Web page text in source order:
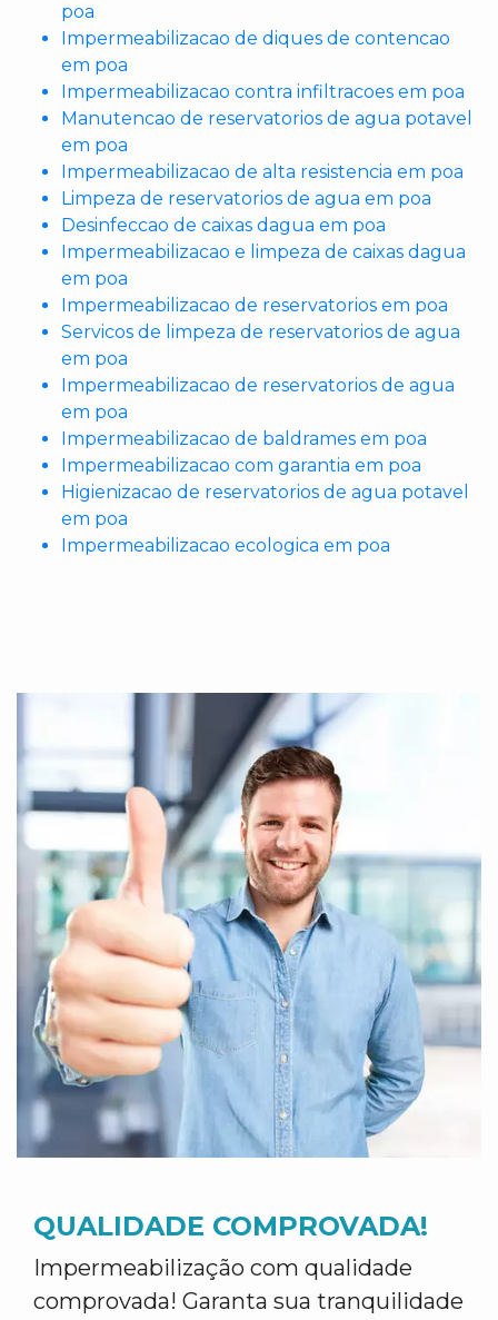
poa
Impermeabilizacao de diques de contencao
em poa
Impermeabilizacao contra infiltracoes em poa
Manutencao de reservatorios de agua potavel
em poa
Impermeabilizacao de alta resistencia em poa
Limpeza de reservatorios de agua em poa
Desinfeccao de caixas dagua em poa
Impermeabilizacao e limpeza de caixas dagua
em poa
Impermeabilizacao de reservatorios em poa
Servicos de limpeza de reservatorios de agua
em poa
Impermeabilizacao de reservatorios de agua
em poa
Impermeabilizacao de baldrames em poa
Impermeabilizacao com garantia em poa
Higienizacao de reservatorios de agua potavel
em poa
Impermeabilizacao ecologica em poa
QUALIDADE COMPROVADA!
Impermeabilização com qualidade
comprovada! Garanta sua tranquilidade